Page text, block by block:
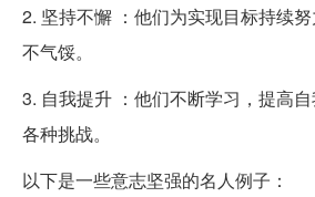
2. 坚持不懈 ：他们为实现目标持续
不气馁。
3. 自我提升 ：他们不断学习，提高
各种挑战。
以下是一些意志坚强的名人例子：